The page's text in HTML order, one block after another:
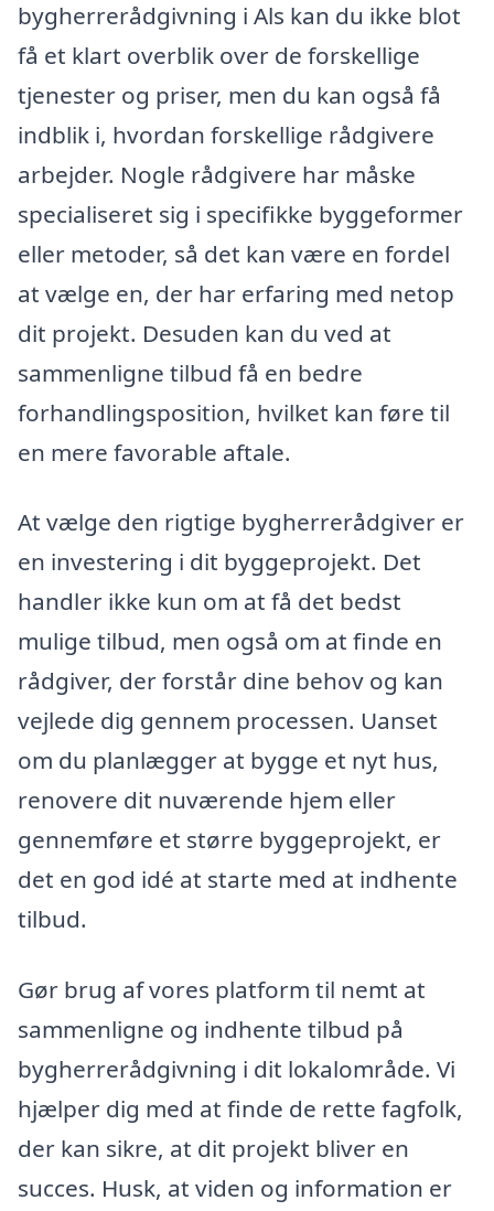
bygherrerådgivning i Als kan du ikke blot
få et klart overblik over de forskellige
tjenester og priser, men du kan også få
indblik i, hvordan forskellige rådgivere
arbejder. Nogle rådgivere har måske
specialiseret sig i specifikke byggeformer
eller metoder, så det kan være en fordel
at vælge en, der har erfaring med netop
dit projekt. Desuden kan du ved at
sammenligne tilbud få en bedre
forhandlingsposition, hvilket kan føre til
en mere favorable aftale.
At vælge den rigtige bygherrerådgiver er
en investering i dit byggeprojekt. Det
handler ikke kun om at få det bedst
mulige tilbud, men også om at finde en
rådgiver, der forstår dine behov og kan
vejlede dig gennem processen. Uanset
om du planlægger at bygge et nyt hus,
renovere dit nuværende hjem eller
gennemføre et større byggeprojekt, er
det en god idé at starte med at indhente
tilbud.
Gør brug af vores platform til nemt at
sammenligne og indhente tilbud på
bygherrerådgivning i dit lokalområde. Vi
hjælper dig med at finde de rette fagfolk,
der kan sikre, at dit projekt bliver en
succes. Husk, at viden og information er